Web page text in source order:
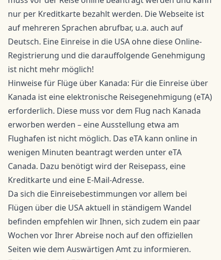
nur per Kreditkarte bezahlt werden. Die Webseite ist
auf mehreren Sprachen abrufbar, u.a. auch auf
Deutsch. Eine Einreise in die USA ohne diese Online-
Registrierung und die darauffolgende Genehmigung
ist nicht mehr möglich!
Hinweise für Flüge über Kanada: Für die Einreise über
Kanada ist eine elektronische Reisegenehmigung (eTA)
erforderlich. Diese muss vor dem Flug nach Kanada
erworben werden – eine Ausstellung etwa am
Flughafen ist nicht möglich. Das eTA kann online in
wenigen Minuten beantragt werden unter eTA
Canada. Dazu benötigt wird der Reisepass, eine
Kreditkarte und eine E-Mail-Adresse.
Da sich die Einreisebestimmungen vor allem bei
Flügen über die USA aktuell in ständigem Wandel
befinden empfehlen wir Ihnen, sich zudem ein paar
Wochen vor Ihrer Abreise noch auf den offiziellen
Seiten wie dem Auswärtigen Amt zu informieren.